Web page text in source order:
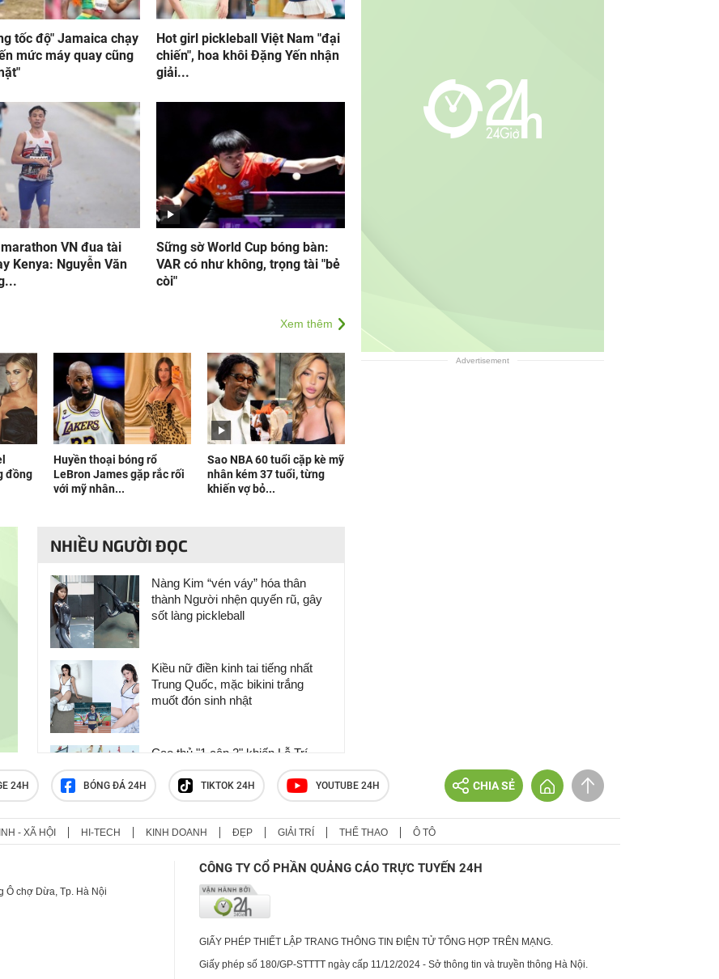
tốc độ" Jamaica chạy
mức máy quay cũng
Hot girl pickleball Việt Nam "đại
chiến", hoa khôi Đặng Yến nhận
giải...
VN đua tài
Kenya: Nguyễn Văn
Sững sờ World Cup bóng bàn:
VAR có như không, trọng tài "bẻ
còi"
Xem thêm
đồng
Huyền thoại bóng rổ
LeBron James gặp rắc rối
với mỹ nhân...
Sao NBA 60 tuổi cặp kè mỹ
nhân kém 37 tuổi, từng
khiến vợ bỏ...
NHIỀU NGƯỜI ĐỌC
Nàng Kim “vén váy” hóa thân
thành Người nhện quyến rũ, gây
sốt làng pickleball
Kiều nữ điền kinh tai tiếng nhất
Trung Quốc, mặc bikini trắng
muốt đón sinh nhật
Cao thủ "1 cân 2" khiến Lỗ Trí
Thâm & Võ Tòng phải kinh hãi
Môn thể thao "ăn đứt" pickleball ở
người chơi ngoại tình
Advertisement
24H BÓNG ĐÁ 24H TIKTOK 24H YOUTUBE 24H CHIA SẺ
- XÃ HỘI HI-TECH KINH DOANH ĐẸP GIẢI TRÍ THỂ THAO Ô TÔ
Ô chợ Dừa, Tp. Hà Nội
CÔNG TY CỔ PHẦN QUẢNG CÁO TRỰC TUYẾN 24H
GIẤY PHÉP THIẾT LẬP TRANG THÔNG TIN ĐIỆN TỬ TỔNG HỢP TRÊN MẠNG.
Giấy phép số 180/GP-STTTT ngày cấp 11/12/2024 - Sở thông tin và truyền thông Hà Nội.